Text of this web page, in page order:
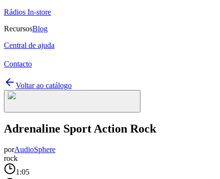
Rádios In-store
RecursosBlog
Central de ajuda
Contacto
Voltar ao catálogo
Adrenaline Sport Action Rock
porAudioSphere
rock
1:05